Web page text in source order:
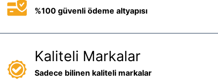
%100 güvenli ödeme altyapısı
Kaliteli Markalar
Sadece bilinen kaliteli markalar